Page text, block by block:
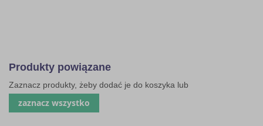
Produkty powiązane
Zaznacz produkty, żeby dodać je do koszyka lub
zaznacz wszystko